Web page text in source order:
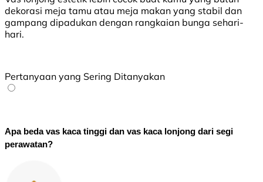
dekorasi meja tamu atau meja makan yang stabil dan
gampang dipadukan dengan rangkaian bunga sehari-
hari.
Pertanyaan yang Sering Ditanyakan
Apa beda vas kaca tinggi dan vas kaca lonjong dari segi
perawatan?